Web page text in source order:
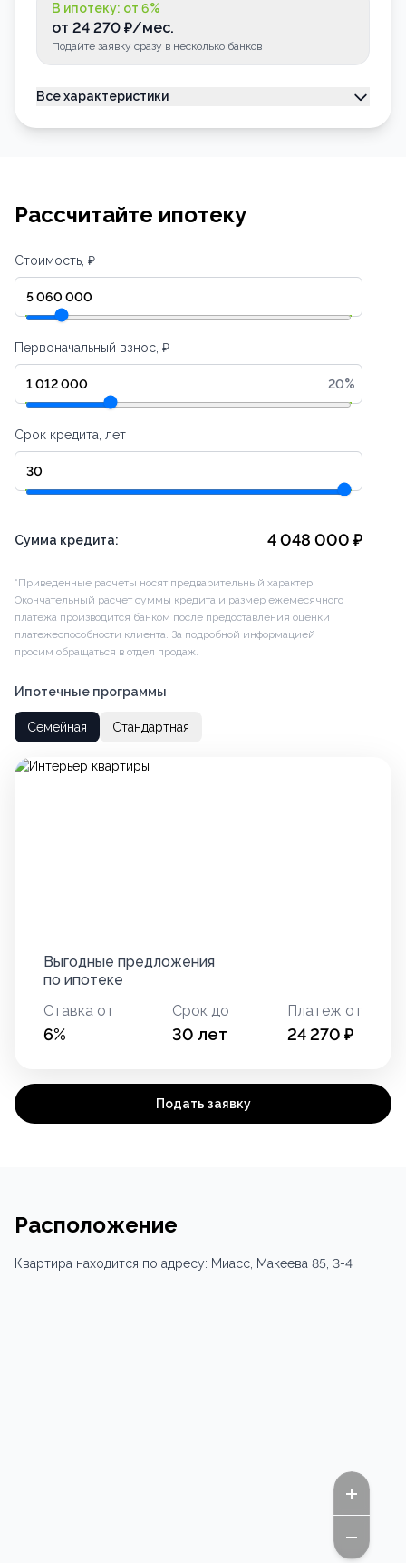
В ипотеку: от 6%
от 24 270 ₽/мес.
Подайте заявку сразу в несколько банков
Все характеристики
Рассчитайте ипотеку
Стоимость, ₽
Первоначальный взнос, ₽
20%
Срок кредита, лет
Сумма кредита: 4 048 000 ₽
*Приведенные расчеты носят предварительный характер.
Окончательный расчет суммы кредита и размер ежемесячного
платежа производится банком после предоставления оценки
платежеспособности клиента. За подробной информацией
просим обращаться в отдел продаж.
Ипотечные программы
Семейная Стандартная
Выгодные предложения
по ипотеке
Ставка от
6%
Срок до
30 лет
Платеж от
24 270 ₽
Подать заявку
Расположение
Квартира находится по адресу: Миасс, Макеева 85 , 3-4